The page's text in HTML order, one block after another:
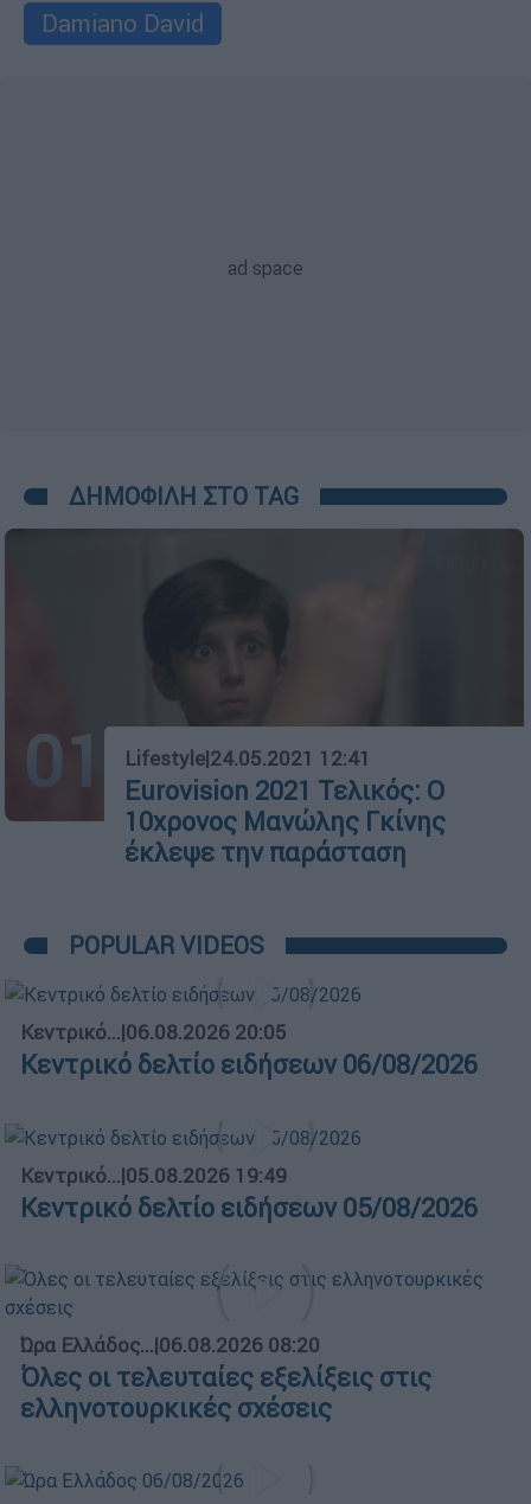
Damiano David
ΔΗΜΟΦΙΛΗ ΣΤΟ TAG
01 Lifestyle|24.05.2021 12:41
Eurovision 2021 Τελικός: Ο
10χρονος Μανώλης Γκίνης
έκλεψε την παράσταση
POPULAR VIDEOS
Κεντρικό...|06.08.2026 20:05
Κεντρικό δελτίο ειδήσεων 06/08/2026
Κεντρικό...|05.08.2026 19:49
Κεντρικό δελτίο ειδήσεων 05/08/2026
Ώρα Ελλάδος...|06.08.2026 08:20
Όλες οι τελευταίες εξελίξεις στις
ελληνοτουρκικές σχέσεις